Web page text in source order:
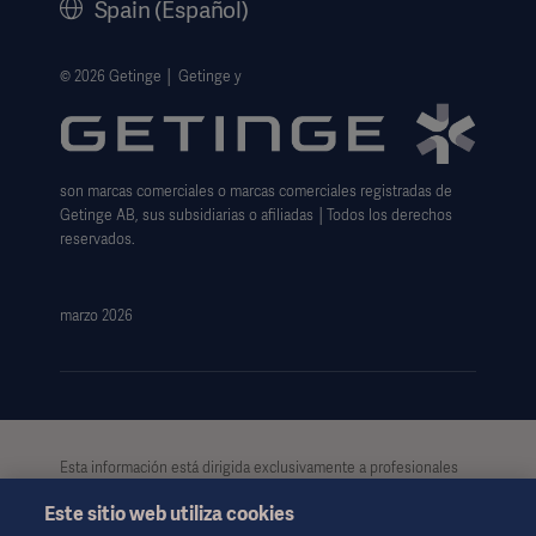
Política de privacidad del sitio web
Exención de responsabilidad de uso del sitio web
Aviso sobre las cookies
Formulario de solicitud de datos
Spain (Español)
© 2026 Getinge │ Getinge y
son marcas comerciales o marcas comerciales registradas de
Getinge AB, sus subsidiarias o afiliadas │Todos los derechos
reservados.
marzo 2026
Esta información está dirigida exclusivamente a profesionales
únicamente carácter informativo. Dicha información no es
Este sitio web utiliza cookies